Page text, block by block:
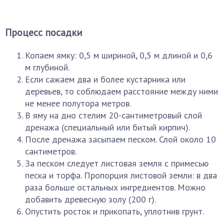
Процесс посадки
Копаем ямку: 0,5 м шириной, 0,5 м длиной и 0,6
м глубиной.
Если сажаем два и более кустарника или
деревьев, то соблюдаем расстояние между ними
не менее полутора метров.
В яму на дно стелим 20-сантиметровый слой
дренажа (специальный или битый кирпич).
После дренажа засыпаем песком. Слой около 10
сантиметров.
За песком следует листовая земля с примесью
песка и торфа. Пропорция листовой земли: в два
раза больше остальных ингредиентов. Можно
добавить древесную золу (200 г).
Опустить росток и прикопать, уплотнив грунт.